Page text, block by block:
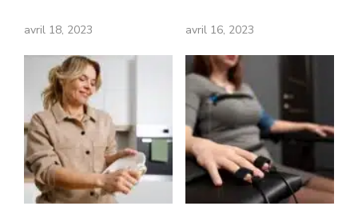
avril 18, 2023 avril 16, 2023